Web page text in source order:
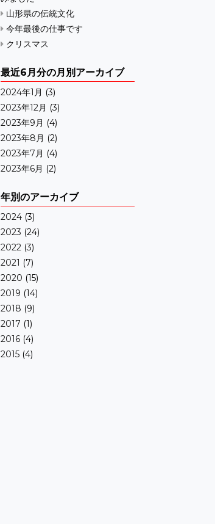
山形県の伝統文化
今年最後の仕事です
クリスマス
最近6月分の月別アーカイブ
2024年1月 (3)
2023年12月 (3)
2023年9月 (4)
2023年8月 (2)
2023年7月 (4)
2023年6月 (2)
年別のアーカイブ
2024 (3)
2023 (24)
2022 (3)
2021 (7)
2020 (15)
2019 (14)
2018 (9)
2017 (1)
2016 (4)
2015 (4)